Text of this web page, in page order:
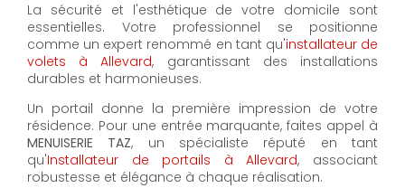
La sécurité et l'esthétique de votre domicile sont
essentielles. Votre professionnel se positionne
comme un expert renommé en tant qu'installateur de
volets à Allevard, garantissant des installations
durables et harmonieuses.
Un portail donne la première impression de votre
résidence. Pour une entrée marquante, faites appel à
MENUISERIE TAZ, un spécialiste réputé en tant
qu'Installateur de portails à Allevard, associant
robustesse et élégance à chaque réalisation.